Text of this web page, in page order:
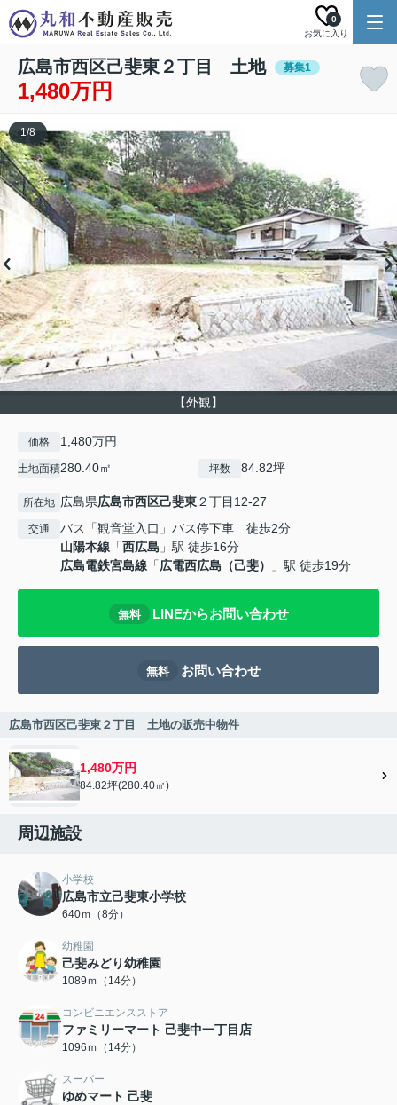
お気に入り
0
広島市西区己斐東２丁目 土地 募集1
1,480万円
【外観】
1/8
価格 1,480万円
土地面積280.40㎡ 坪数 84.82坪
所在地 広島県広島市西区己斐東２丁目12-27
交通
バス「観音堂入口」バス停下車 徒歩2分
山陽本線 「西広島 」駅 徒歩16分
広島電鉄宮島線 「広電西広島（己斐） 」駅 徒歩19分
無料 LINEからお問い合わせ
無料 お問い合わせ
広島市西区己斐東２丁目 土地の販売中物件
1,480万円
84.82坪(280.40㎡)
周辺施設
小学校
広島市立己斐東小学校
640ｍ（8分）
幼稚園
己斐みどり幼稚園
1089ｍ（14分）
コンビニエンスストア
ファミリーマート 己斐中一丁目店
1096ｍ（14分）
スーパー
ゆめマート 己斐